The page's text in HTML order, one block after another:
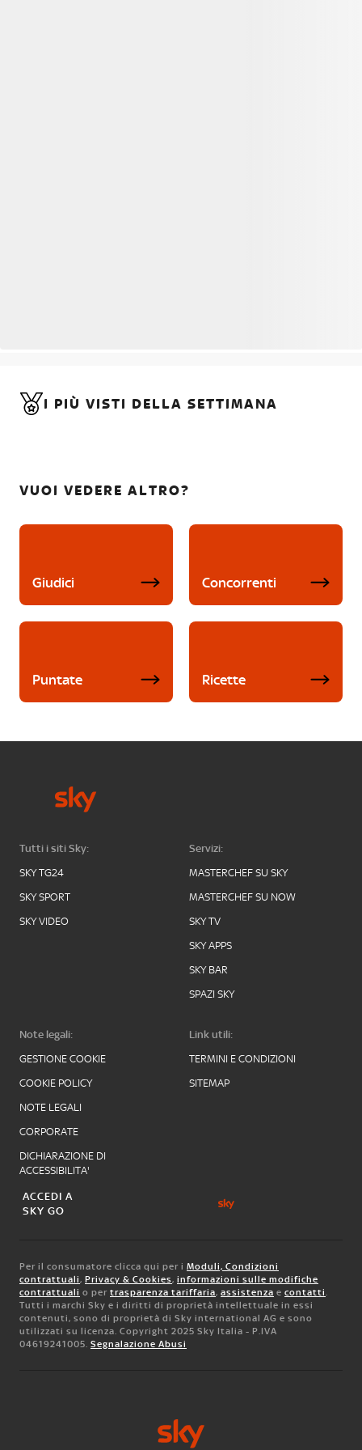
I PIÙ VISTI DELLA SETTIMANA
VUOI VEDERE ALTRO?
Giudici Concorrenti
Puntate Ricette
Tutti i siti Sky:
SKY TG24
SKY SPORT
SKY VIDEO
Servizi:
MASTERCHEF SU SKY
MASTERCHEF SU NOW
SKY TV
SKY APPS
SKY BAR
SPAZI SKY
Note legali:
GESTIONE COOKIE
COOKIE POLICY
NOTE LEGALI
CORPORATE
DICHIARAZIONE DI
ACCESSIBILITA'
Link utili:
TERMINI E CONDIZIONI
SITEMAP
ACCEDI A
SKY GO
Per il consumatore clicca qui per i Moduli, Condizioni
contrattuali, Privacy & Cookies, informazioni sulle modifiche
contrattuali o per trasparenza tariffaria, assistenza e contatti.
Tutti i marchi Sky e i diritti di proprietà intellettuale in essi
contenuti, sono di proprietà di Sky international AG e sono
utilizzati su licenza. Copyright 2025 Sky Italia - P.IVA
04619241005. Segnalazione Abusi